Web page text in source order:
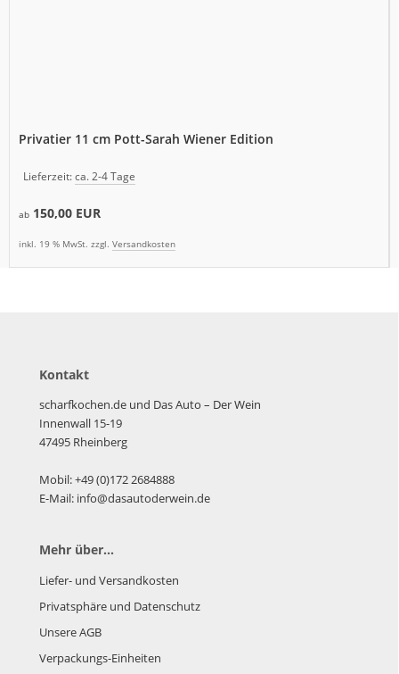
Privatier 11 cm Pott-Sarah Wiener Edition
Lieferzeit:ca. 2-4 Tage
ab 150,00 EUR
inkl. 19 % MwSt. zzgl. Versandkosten
Kontakt
scharfkochen.de und Das Auto – Der Wein
Innenwall 15-19
47495 Rheinberg
Mobil: +49 (0)172 2684888
E-Mail: info@dasautoderwein.de
Mehr über...
Liefer- und Versandkosten
Privatsphäre und Datenschutz
Unsere AGB
Verpackungs-Einheiten